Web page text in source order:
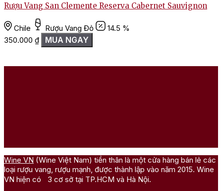
Rượu Vang San Clemente Reserva Cabernet Sauvignon
Chile Rượu Vang Đỏ
14.5 %
350.000 ₫ MUA NGAY
Wine VN (Wine Việt Nam) tiền thân là một cửa hàng bán lẻ các
loại rượu vang, rượu mạnh, được thành lập vào năm 2015. Wine
VN hiện có 3 cơ sở tại TP.HCM và Hà Nội.